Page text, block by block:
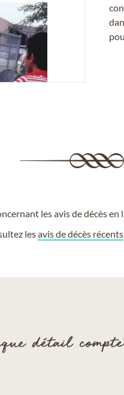
les avis de décès en
lesavis de décès récents